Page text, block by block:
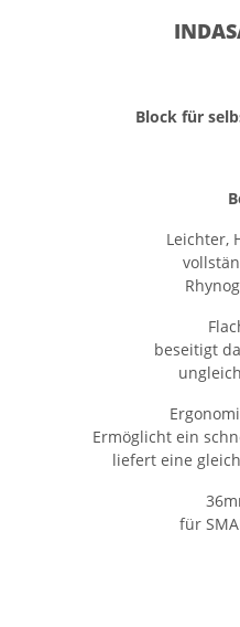
Block für
Leichter,
beseitigt
Ermöglicht ein
liefert eine
für